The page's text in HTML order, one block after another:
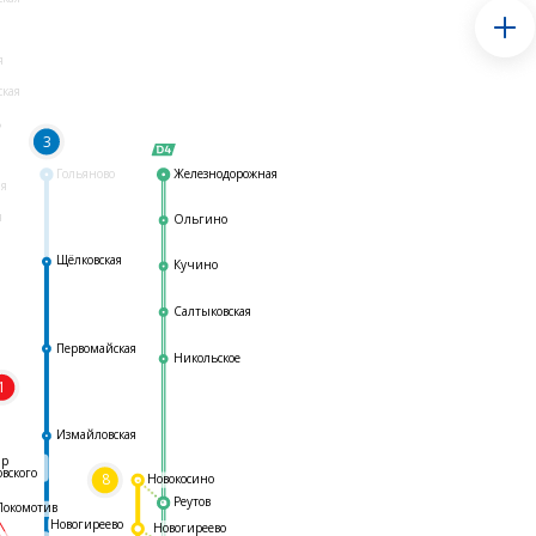
Гольяново
3
8
Железнодорожная
Ольгино
Кучино
Салтыковская
Никольское
Реутов
Измайловская
Первомайская
Щёлковская
Новогиреево
Новогиреево
Новокосино